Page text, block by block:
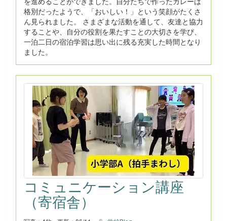
格別だったようで、「おいしい！」という笑顔がたくさ
ん見られました。 さまざまな活動を通して、友達と協力
することや、自分の役割を果たすことの大切さを学び、
一泊二日の宿泊学習は思い出に残る充実した時間となり
ました。
コミュニケーション講座
（寄宿舎）